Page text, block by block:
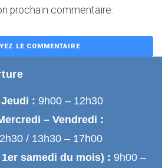
prochain commentaire.
: 9h00 – 12h30
– Vendredi :
/ 13h30 – 17h00
samedi du mois) : 9h00 –